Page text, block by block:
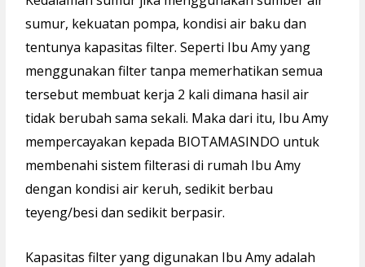
sumur, kekuatan pompa, kondisi air baku dan
tentunya kapasitas filter. Seperti Ibu Amy yang
menggunakan filter tanpa memerhatikan semua
tersebut membuat kerja 2 kali dimana hasil air
tidak berubah sama sekali. Maka dari itu, Ibu Amy
mempercayakan kepada BIOTAMASINDO untuk
membenahi sistem filterasi di rumah Ibu Amy
dengan kondisi air keruh, sedikit berbau
teyeng/besi dan sedikit berpasir.
Kapasitas filter yang digunakan Ibu Amy adalah